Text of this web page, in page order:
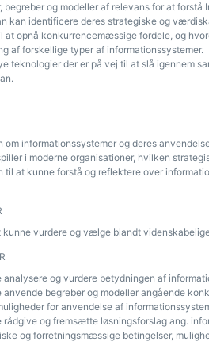
begreber og modeller af relevans for at
kan identificere deres strategiske og
at opnå konkurrencemæssige fordele, og
af forskellige typer af informationssystemer.
teknologier der er på vej til at slå igennem
om informationssystemer og deres
i moderne organisationer, hvilken
til at kunne forstå og reflektere over
vurdere og vælge blandt
analysere og vurdere betydningen af
anvende begreber og modeller angående
for anvendelse af
rådgive og fremsætte løsningsforslag ang.
og forretningsmæssige betingelser,